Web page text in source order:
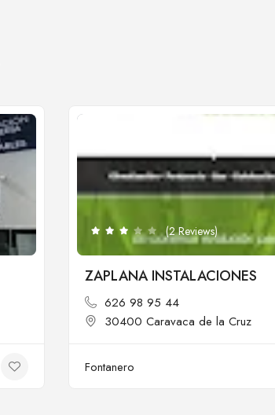
(2 Reviews)
ZAPLANA INSTALACIONES
626 98 95 44
30400 Caravaca de la Cruz
Fontanero